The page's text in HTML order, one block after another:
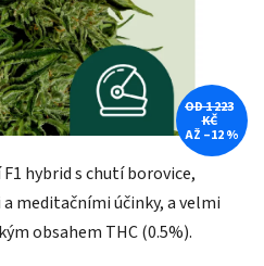
hybrid s chutí borovice,
meditačními účinky, a velmi
obsahem THC (0.5%).
OD 1 223
KČ
AŽ –12 %